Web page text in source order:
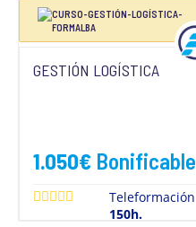
GESTIÓN LOGÍSTICA
1.050€ Bonificable
Teleformación
150h.